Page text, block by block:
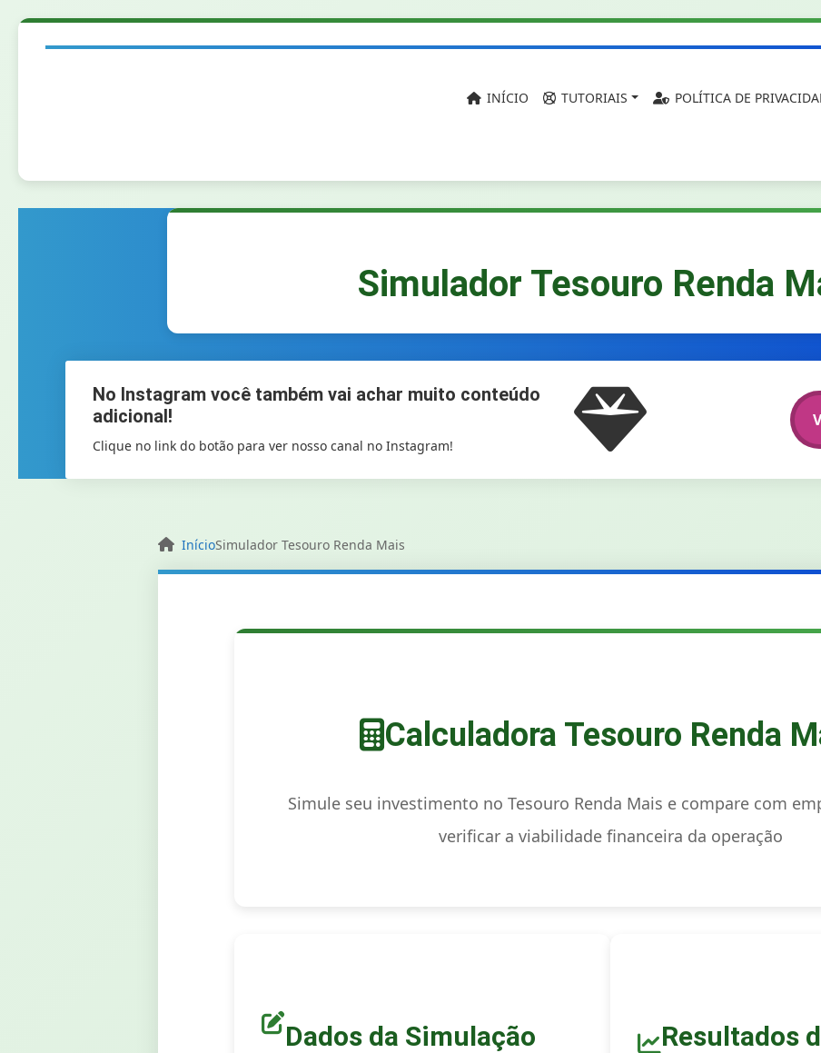
INÍCIO TUTORIAIS POLÍTICA DE
Simulador Tesouro Renda
No Instagram você também vai achar muito conteúdo
adicional!
Clique no link do botão para ver nosso canal no Instagram!
InícioSimulador Tesouro Renda Mais
Calculadora Tesouro Renda
Simule seu investimento no Tesouro Renda Mais e compare com
verificar a viabilidade financeira da operação
Dados da Simulação
Resultados